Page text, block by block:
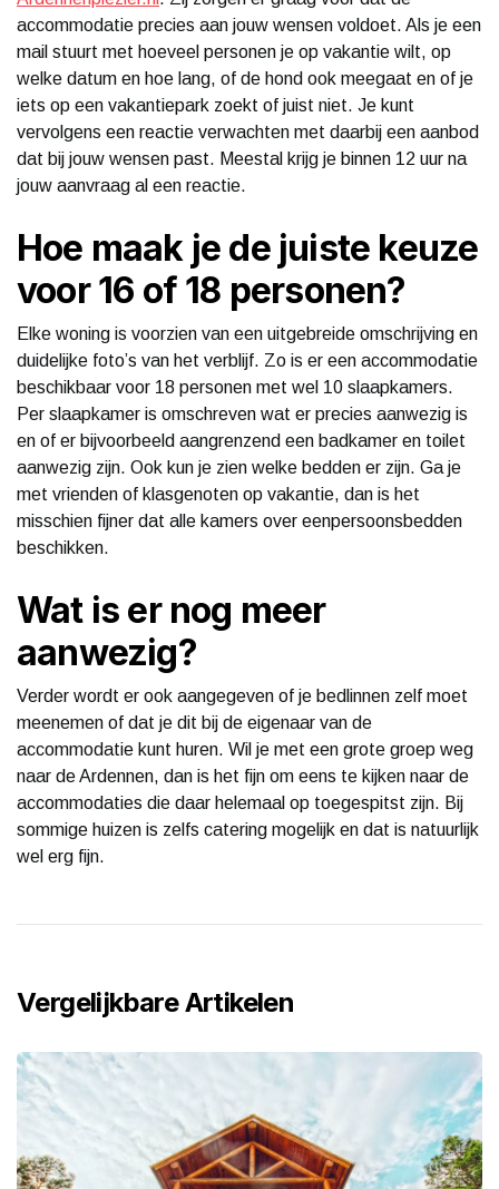
accommodatie precies aan jouw wensen voldoet. Als je een
mail stuurt met hoeveel personen je op vakantie wilt, op
welke datum en hoe lang, of de hond ook meegaat en of je
iets op een vakantiepark zoekt of juist niet. Je kunt
vervolgens een reactie verwachten met daarbij een aanbod
dat bij jouw wensen past. Meestal krijg je binnen 12 uur na
jouw aanvraag al een reactie.
Hoe maak je de juiste keuze
voor 16 of 18 personen?
Elke woning is voorzien van een uitgebreide omschrijving en
duidelijke foto’s van het verblijf. Zo is er een accommodatie
beschikbaar voor 18 personen met wel 10 slaapkamers.
Per slaapkamer is omschreven wat er precies aanwezig is
en of er bijvoorbeeld aangrenzend een badkamer en toilet
aanwezig zijn. Ook kun je zien welke bedden er zijn. Ga je
met vrienden of klasgenoten op vakantie, dan is het
misschien fijner dat alle kamers over eenpersoonsbedden
beschikken.
Wat is er nog meer
aanwezig?
Verder wordt er ook aangegeven of je bedlinnen zelf moet
meenemen of dat je dit bij de eigenaar van de
accommodatie kunt huren. Wil je met een grote groep weg
naar de Ardennen, dan is het fijn om eens te kijken naar de
accommodaties die daar helemaal op toegespitst zijn. Bij
sommige huizen is zelfs catering mogelijk en dat is natuurlijk
wel erg fijn.
Vergelijkbare Artikelen